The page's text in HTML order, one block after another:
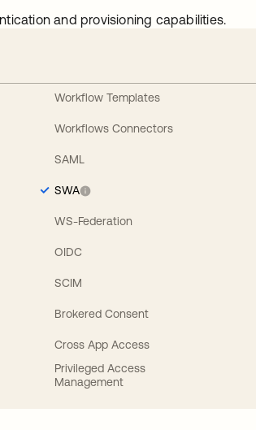
and provisioning capabilities.
Workflow Templates
Workflows Connectors
SAML
SWA
WS-Federation
OIDC
SCIM
Brokered Consent
Cross App Access
Privileged Access
Management